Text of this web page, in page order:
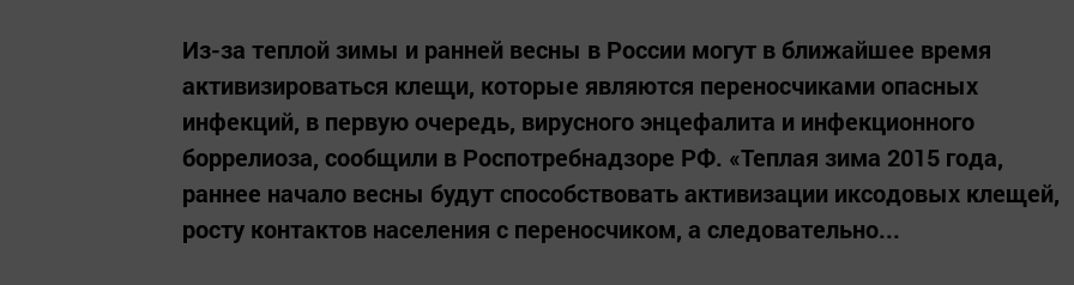
Из-за теплой зимы и ранней весны в России могут в ближайшее время
активизироваться клещи, которые являются переносчиками опасных
инфекций, в первую очередь, вирусного энцефалита и инфекционного
боррелиоза, сообщили в Роспотребнадзоре РФ. «Теплая зима 2015 года,
раннее начало весны будут способствовать активизации иксодовых клещей,
росту контактов населения с переносчиком, а следовательно...